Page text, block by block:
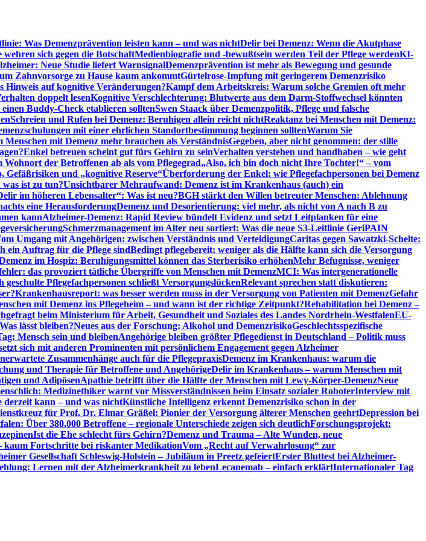
Was Demenzprävention leisten kann – und was nichtDelir bei Demenz: Wenn die Akutphase
sich gegen die BotschaftMedienbiografie und -bewußtsein werden Teil der Pflege werdenKI-
Neue Studie liefert WarnsignalDemenzprävention ist mehr als Bewegung und gesunde
Zahnvorsorge zu Hause kaum ankommtGürtelrose-Impfung mit geringerem Demenzrisiko
Hinweis auf kognitive Veränderungen?Kampf dem Arbeitskreis: Warum solche Gremien oft mehr
doppelt lesenKognitive Verschlechterung: Blutwerte aus dem Darm-Stoffwechsel könnten
Buddy-Check etablieren solltenSwen Staack über Demenzpolitik, Pflege und falsche
Schreien und Rufen bei Demenz: Beruhigen allein reicht nichtReaktanz bei Menschen mit Demenz:
mit einer ehrlichen Standortbestimmung beginnen solltenWarum Sie
Menschen mit Demenz mehr brauchen als VerständnisGegeben, aber nicht genommen: der stille
Enkel betreuen scheint gut fürs Gehirn zu seinVerhalten verstehen und handhaben – wie geht
der Betroffenen ab als vom Pflegegrad„Also, ich bin doch nicht Ihre Tochter!“ – vom
und „kognitive Reserve“Überforderung der Enkel: wie Pflegefachpersonen bei Demenz
ist zu tun?Unsichtbarer Mehraufwand: Demenz ist im Krankenhaus (auch) ein
im höheren Lebensalter“: Was ist neu?BGH stärkt den Willen betreuter Menschen: Ablehnung
eine HerausforderungDemenz und Desorientierung: viel mehr, als nicht von A nach B zu
kannAlzheimer-Demenz: Rapid Review bündelt Evidenz und setzt Leitplanken für eine
Schmerzmanagement im Alter neu sortiert: Was die neue S3-Leitlinie GeriPAIN
Umgang mit Angehörigen: zwischen Verständnis und VerteidigungCaritas gegen Sawatzki-Schelte:
ein Auftrag für die Pflege sindBedingt pflegebereit: weniger als die Hälfte kann sich die Versorgung
im Hospiz: Beruhigungsmittel können das Sterberisiko erhöhenMehr Befugnisse, weniger
das provoziert tätliche Übergriffe von Menschen mit DemenzMCI: Was intergenerationelle
Pflegefachpersonen schließt VersorgungslückenRelevant sprechen statt diskutieren:
Krankenhausreport: was besser werden muss in der Versorgung von Patienten mit DemenzGefahr
mit Demenz ins Pflegeheim – und wann ist der richtige Zeitpunkt?Rehabilitation bei Demenz –
beim Ministerium für Arbeit, Gesundheit und Soziales des Landes Nordrhein-WestfalenEU-
lässt bleiben?Neues aus der Forschung: Alkohol und DemenzrisikoGeschlechtsspezifische
Mensch sein und bleibenAngehörige bleiben größter Pflegedienst in Deutschland – Politik muss
sich mit anderen Prominenten mit persönlichem Engagement gegen Alzheimer
Zusammenhänge auch für die PflegepraxisDemenz im Krankenhaus: warum die
und Therapie für Betroffene und AngehörigeDelir im Krankenhaus – warum Menschen mit
und AdipösenApathie betrifft über die Hälfte der Menschen mit Lewy-Körper-DemenzNeue
Medizinethiker warnt vor Missverständnissen beim Einsatz sozialer RoboterInterview mit
kann – und was nichtKünstliche Intelligenz erkennt Demenzrisiko schon in der
für Prof. Dr. Elmar Gräßel: Pionier der Versorgung älterer Menschen geehrtDepression bei
Über 380.000 Betroffene – regionale Unterschiede zeigen sich deutlichForschungsprojekt:
Ist die Ehe schlecht fürs Gehirn?Demenz und Trauma – Alte Wunden, neue
kaum Fortschritte bei riskanter MedikationVom „Recht auf Verwahrlosung“ zur
Gesellschaft Schleswig-Holstein – Jubiläum in Preetz gefeiertErster Bluttest bei Alzheimer-
Lernen mit der Alzheimerkrankheit zu lebenLecanemab – einfach erklärtInternationaler Tag